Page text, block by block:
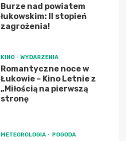
Burze nad powiatem
łukowskim: II stopień
zagrożenia!
KINO WYDARZENIA
Romantyczne noce w
Łukowie – Kino Letnie z
„Miłością na pierwszą
stronę
METEOROLOGIA POGODA